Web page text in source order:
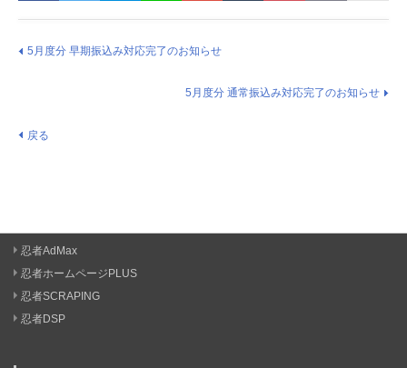
5月度分 早期振込み対応完了のお知らせ
5月度分 通常振込み対応完了のお知らせ
戻る
忍者AdMax
忍者ホームページPLUS
忍者SCRAPING
忍者DSP